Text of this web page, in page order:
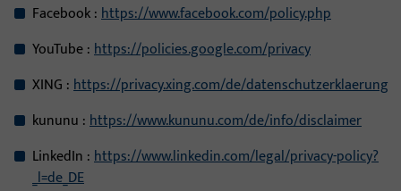
Facebook :https://www.facebook.com/policy.php
YouTube :https://policies.google.com/privacy
XING :https://privacy.xing.com/de/datenschutzerklaerung
kununu :https://www.kununu.com/de/info/disclaimer
LinkedIn :https://www.linkedin.com/legal/privacy-policy?
_l=de_DE